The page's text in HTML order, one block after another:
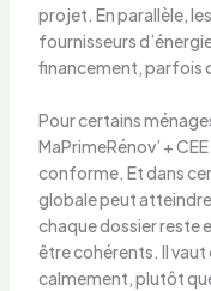
projet. En parallèle,
fournisseurs
financement, parfois
Pour certains
MaPrimeRénov’ +
conforme. Et dans
globale peut atteindre
chaque dossier reste
être cohérents. Il vaut
calmement, plutôt